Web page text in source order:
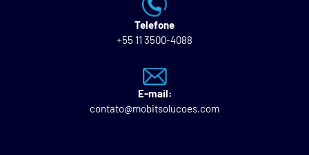
Telefone
+55 11 3500-4088
E-mail:
contato@mobitsolucoes.com